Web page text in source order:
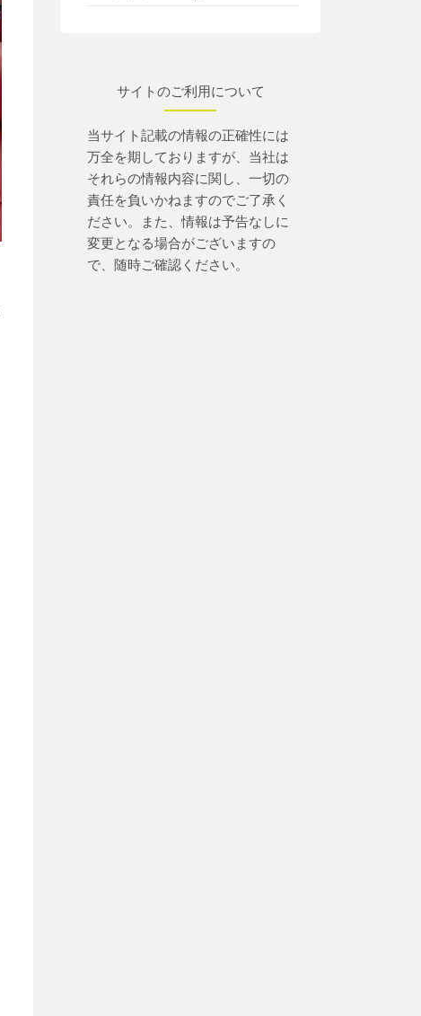
サイトのご利用について
当サイト記載の情報の正確性には
万全を期しておりますが、当社は
それらの情報内容に関し、一切の
責任を負いかねますのでご了承く
ださい。また、情報は予告なしに
変更となる場合がございますの
で、随時ご確認ください。